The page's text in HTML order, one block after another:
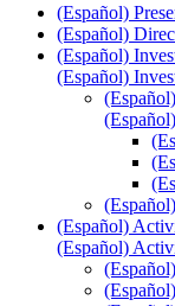
(Español)
(Español)
(Español)
(Español)
(Español)
(Español)